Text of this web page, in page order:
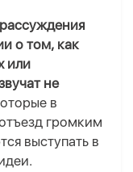
о том, как
или
не
в
громким
выступать в